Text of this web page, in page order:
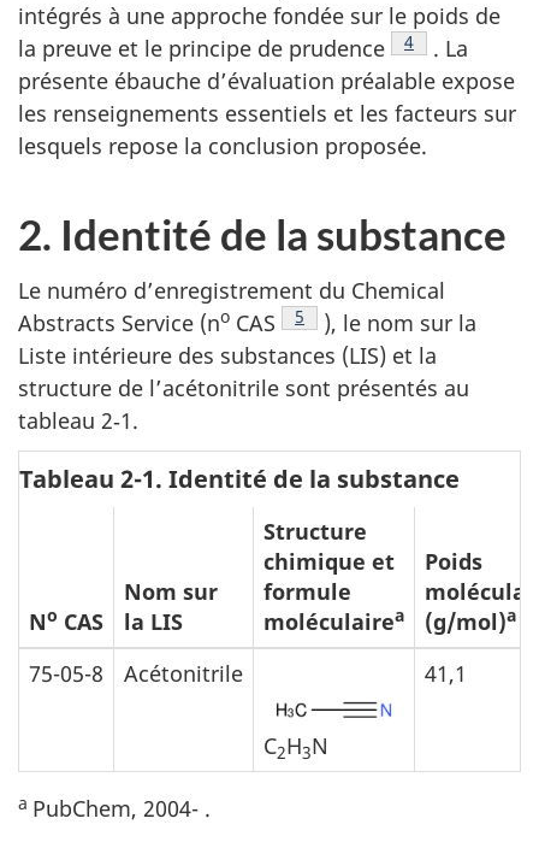
intégrés à une approche fondée sur le poids de
la preuve et le principe de prudence
Note de bas de
4
. La
présente ébauche d’évaluation préalable expose
les renseignements essentiels et les facteurs sur
lesquels repose la conclusion proposée.
2. Identité de la substance
Le numéro d’enregistrement du Chemical
Abstracts Service (no CAS Note de bas de page
5
), le nom sur la
Liste intérieure des substances (LIS) et la
structure de l’acétonitrile sont présentés au
tableau 2‑1.
Tableau 2-1. Identité de la substance
No CAS
Nom sur
la LIS
Structure
chimique et
formule
moléculairea
Poids
(g/mol)a
75-05-8 Acétonitrile
C2H3N
41,1
a PubChem, 2004- .